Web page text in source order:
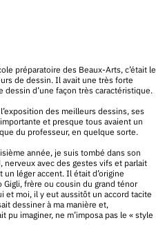
préparatoire des Beaux-Arts, c’était le
de dessin. Il avait une très forte
d’une façon très caractéristique.
des meilleurs dessins, ses
et presque tous avaient un
du professeur, en quelque sorte.
année, je suis tombé dans son
nerveux avec des gestes vifs et parlait
léger accent. Il était d’origine
Gigli, frère ou cousin du grand ténor
et moi, il y eut aussitôt un accord tacite
dessiner à ma manière et,
pu imaginer, ne m’imposa pas le « style